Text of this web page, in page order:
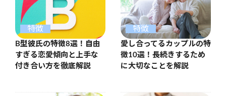
特徴
B型彼氏の特徴8選！自由
すぎる恋愛傾向と上手な
付き合い方を徹底解説
特徴
愛し合ってるカップルの特
徴10選！長続きするため
に大切なことを解説